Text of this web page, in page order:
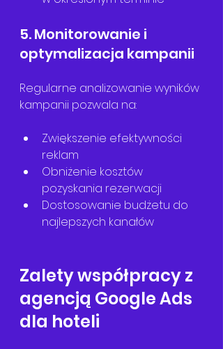
5. Monitorowanie i
optymalizacja kampanii
Regularne analizowanie wyników
kampanii pozwala na:
Zwiększenie efektywności
reklam
Obniżenie kosztów
pozyskania rezerwacji
Dostosowanie budżetu do
najlepszych kanałów
Zalety współpracy z
agencją Google Ads
dla hoteli